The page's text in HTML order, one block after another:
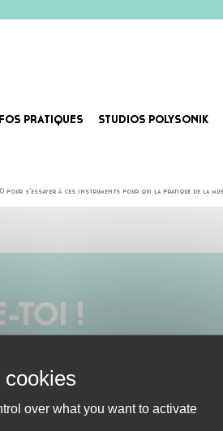
PRATIQUES STUDIOS POLYSONIK
s’essayer à ces instruments pour qui la pratique de la
TOI !
PROGRAMME
over what you want to activate